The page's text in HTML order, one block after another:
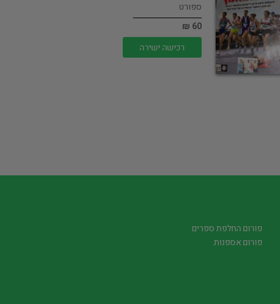
ספורט
60 ₪
רכישה ישירה
פורום החלפת ספרים
פורום אספנות